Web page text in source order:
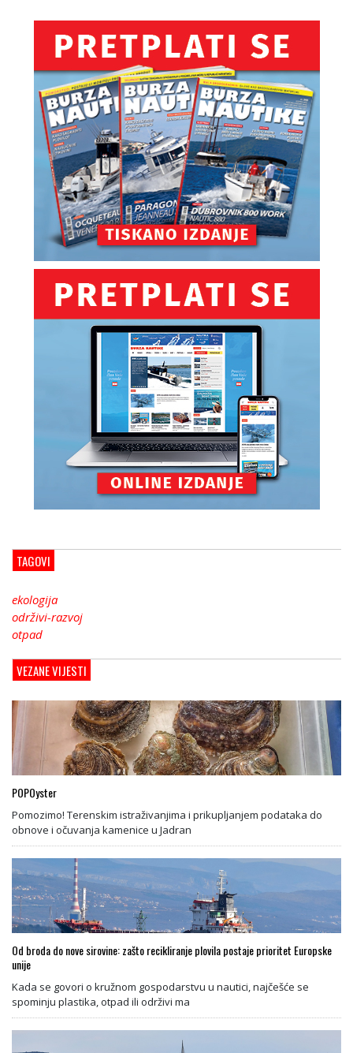
TAGOVI
ekologija
održivi-razvoj
otpad
VEZANE VIJESTI
POPOyster
Pomozimo! Terenskim istraživanjima i prikupljanjem podataka do
obnove i očuvanja kamenice u Jadran
Od broda do nove sirovine: zašto recikliranje plovila postaje prioritet Europske
unije
Kada se govori o kružnom gospodarstvu u nautici, najčešće se
spominju plastika, otpad ili održivi ma